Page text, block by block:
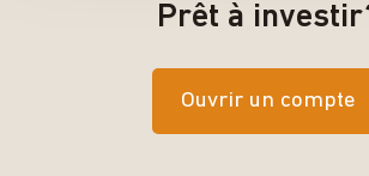
Prêt à
Ouvrir un compte